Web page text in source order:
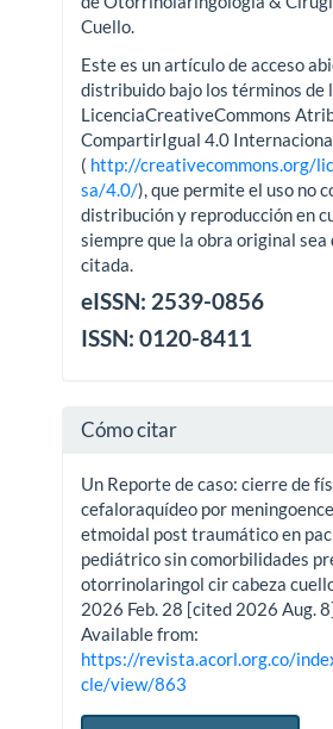
Cuello.
Este es un artículo de acceso
distribuido bajo los términos de
LicenciaCreativeCommons
CompartirIgual 4.0
( http://creativecommons.org/
sa/4.0/), que permite el uso no
distribución y reproducción en
siempre que la obra original
citada.
eISSN: 2539-0856
ISSN: 0120-8411
Cómo citar
Un Reporte de caso: cierre de
cefaloraquídeo por
etmoidal post traumático en
pediátrico sin comorbilidades
otorrinolaringol cir cabeza
2026 Feb. 28 [cited 2026 Aug.
Available from:
https://revista.acorl.org.co/
cle/view/863